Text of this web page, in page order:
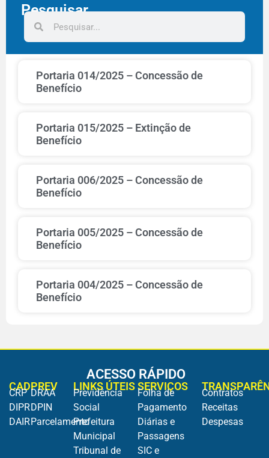
Pesquisar
Portaria 014/2025 – Concessão de
Benefício
Portaria 015/2025 – Extinção de
Benefício
Portaria 006/2025 – Concessão de
Benefício
Portaria 005/2025 – Concessão de
Benefício
Portaria 004/2025 – Concessão de
Benefício
ACESSO RÁPIDO
CADPREV
CRP
DIPR
DAIR
DRAA
DPIN
Parcelamento
LINKS ÚTEIS
Previdência
Social
Prefeitura
Municipal
Tribunal de
SERVIÇOS
Folha de
Pagamento
Diárias e
Passagens
SIC e
Contratos
Receitas
Despesas